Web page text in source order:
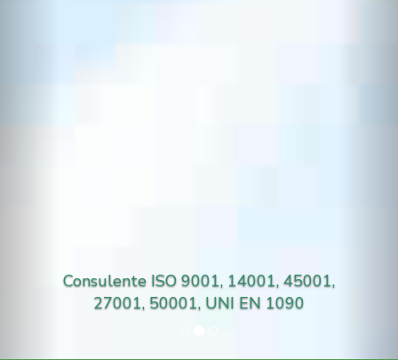
Consulente ISO 9001, 14001, 45001,
27001, 50001, UNI EN 1090